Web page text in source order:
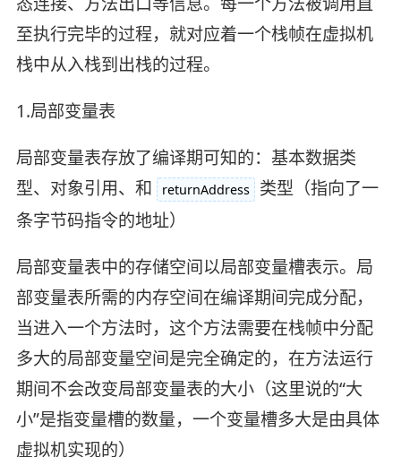
至执行完毕的过程，就对应着一个栈帧在虚拟机
栈中从入栈到出栈的过程。
1.局部变量表
局部变量表存放了编译期可知的：基本数据类
型、对象引用、和
returnAddress
类型（指向了一
条字节码指令的地址）
局部变量表中的存储空间以局部变量槽表示。局
部变量表所需的内存空间在编译期间完成分配，
当进入一个方法时，这个方法需要在栈帧中分配
多大的局部变量空间是完全确定的，在方法运行
期间不会改变局部变量表的大小（这里说的“大
小”是指变量槽的数量，一个变量槽多大是由具体
虚拟机实现的）